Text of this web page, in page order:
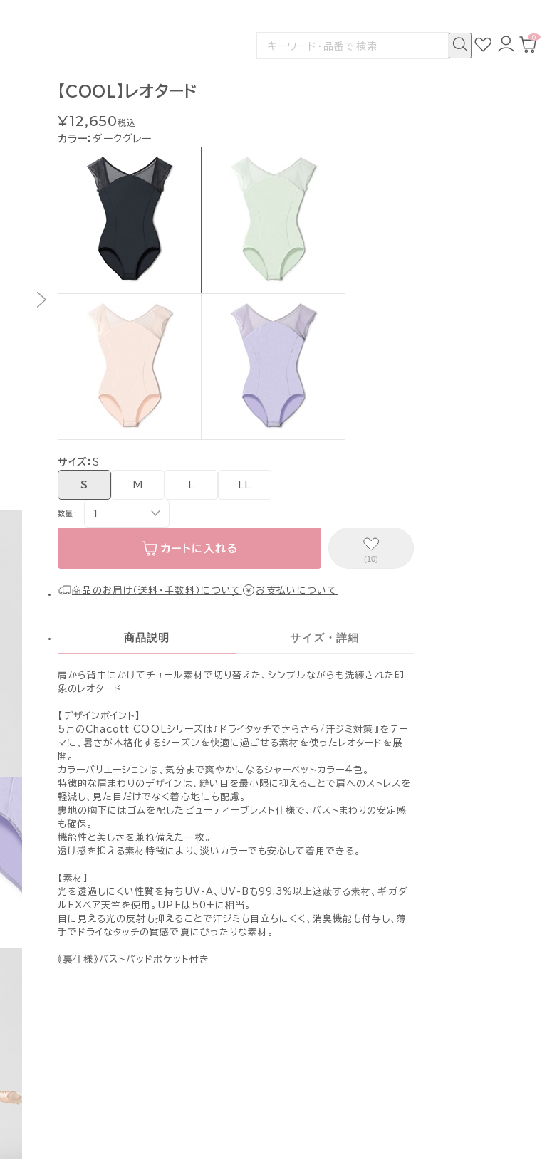
検
お
気
ロ
グ
カ
0
【COOL】レオタード
¥12,650税込
カラー： ダークグレー
サイズ：S
S M
数量：
カートに入れる
(10)
商品のお届け（送料・手数料）について お支払いについて
商品説明 サイズ・詳細
肩から背中にかけてチュール素材で切り替えた、シンプルながらも洗練された印
象のレオタード
【デザインポイント】
5月のChacott COOLシリーズは『ドライタッチでさらさら/汗ジミ対策』をテー
マに、暑さが本格化するシーズンを快適に過ごせる素材を使ったレオタードを展
開。
カラーバリエーションは、気分まで爽やかになるシャーベットカラー4色。
特徴的な肩まわりのデザインは、縫い目を最小限に抑えることで肩へのストレスを
軽減し、見た目だけでなく着心地にも配慮。
裏地の胸下にはゴムを配したビューティーブレスト仕様で、バストまわりの安定感
も確保。
機能性と美しさを兼ね備えた一枚。
透け感を抑える素材特徴により、淡いカラーでも安心して着用できる。
【素材】
光を透過しにくい性質を持ちUV-A、UV-Bも99.3%以上遮蔽する素材、ギガダ
ルFXベア天竺を使用。UPFは50+に相当。
目に見える光の反射も抑えることで汗ジミも目立ちにくく、消臭機能も付与し、薄
手でドライなタッチの質感で夏にぴったりな素材。
《裏仕様》バストパッドポケット付き